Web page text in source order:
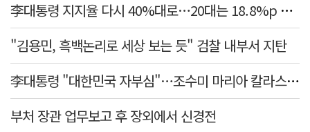
李대통령 지지율 다시 40%대로…20대는 18.8%p 급락
"김용민, 흑백논리로 세상 보는 듯" 검찰 내부서 지탄
李대통령 "대한민국 자부심"…조수미 마리아 칼라스 특별상에 축하
부처 장관 업무보고 후 장외에서 신경전